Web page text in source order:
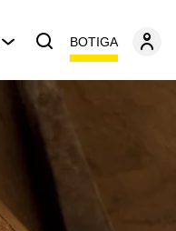
BOTIGA